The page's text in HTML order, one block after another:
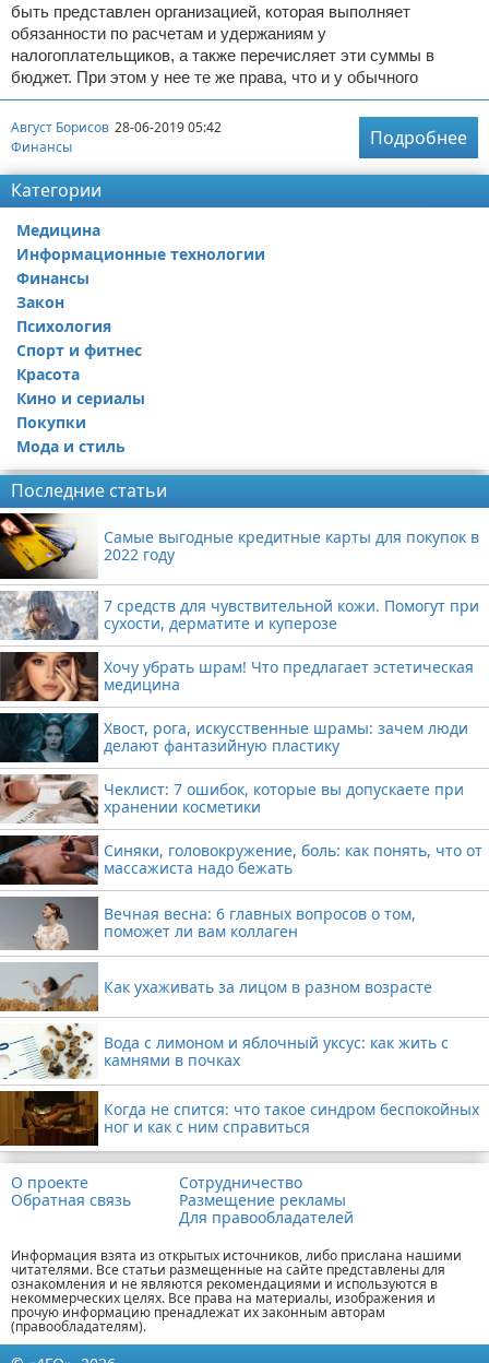
быть представлен организацией, которая выполняет
обязанности по расчетам и удержаниям у
налогоплательщиков, а также перечисляет эти суммы в
бюджет. При этом у нее те же права, что и у обычного
Август Борисов 28-06-2019 05:42
Финансы
Подробнее
Категории
Медицина
Информационные технологии
Финансы
Закон
Психология
Спорт и фитнес
Красота
Кино и сериалы
Покупки
Мода и стиль
Последние статьи
Самые выгодные кредитные карты для покупок в
2022 году
7 средств для чувствительной кожи. Помогут при
сухости, дерматите и куперозе
Хочу убрать шрам! Что предлагает эстетическая
медицина
Хвост, рога, искусственные шрамы: зачем люди
делают фантазийную пластику
Чеклист: 7 ошибок, которые вы допускаете при
хранении косметики
Синяки, головокружение, боль: как понять, что от
массажиста надо бежать
Вечная весна: 6 главных вопросов о том,
поможет ли вам коллаген
Как ухаживать за лицом в разном возрасте
Вода с лимоном и яблочный уксус: как жить с
камнями в почках
Когда не спится: что такое синдром беспокойных
ног и как с ним справиться
О проекте
Обратная связь
Сотрудничество
Размещение рекламы
Для правообладателей
Информация взята из открытых источников, либо прислана нашими
читателями. Все статьи размещенные на сайте представлены для
ознакомления и не являются рекомендациями и используются в
некоммерческих целях. Все права на материалы, изображения и
прочую информацию пренадлежат их законным авторам
(правообладателям).